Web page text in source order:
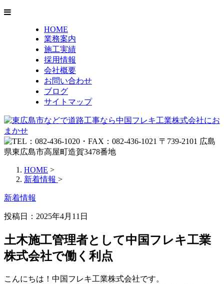
HOME
業務案内
施工実績
採用情報
会社概要
お問い合わせ
ブログ
サイトマップ
HOME >
新着情報 >
新着情報
投稿日：2025年4月11日
土木施工管理者として中国フレキ工業
株式会社で働く利点
こんにちは！中国フレキ工業株式会社です。